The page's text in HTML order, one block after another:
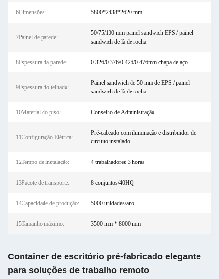
6Dimensões: 5800*2438*2620 mm
7Painel de parede:
50/75/100 mm painel sandwich EPS / painel
sandwich de lã de rocha
8Espessura da parede: 0.326/0.376/0.426/0.476mm chapa de aço
9Espessura do telhado:
Painel sandwich de 50 mm de EPS / painel
sandwich de lã de rocha
10Material do piso: Conselho de Administração
11Configuração Elétrica:
Pré-cabeado com iluminação e distribuidor de
circuito instalado
12Tempo de instalação: 4 trabalhadores 3 horas
13Pacote de transporte: 8 conjuntos/40HQ
14Capacidade de produção: 5000 unidades/ano
15Tamanho máximo: 3500 mm * 8000 mm
Container de escritório pré-fabricado elegante
para soluções de trabalho remoto